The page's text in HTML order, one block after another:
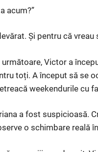
acum?”
Și pentru că vreau
Victor a
toți. A început să se
weekendurile cu
a fost suspicioasă.
o schimbare reală